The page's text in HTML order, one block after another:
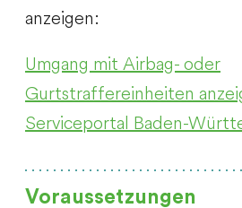
anzeigen:
Umgang mit Airbag- oder
Gurtstraffereinheiten
Serviceportal Baden-
Voraussetzungen